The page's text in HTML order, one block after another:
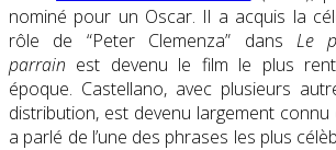
nominé pour un Oscar. Il a acquis la
rôle de “Peter Clemenza” dans Le
parrain est devenu le film le plus
époque. Castellano, avec plusieurs
distribution, est devenu largement
a parlé de l’une des phrases les plus